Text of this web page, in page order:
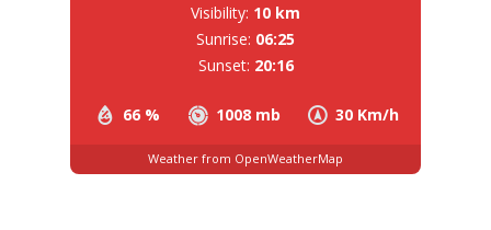
66 % 1008 mb 30 Km/h
Visibility: 10 km
Sunrise: 06:25
Sunset: 20:16
Weather from OpenWeatherMap